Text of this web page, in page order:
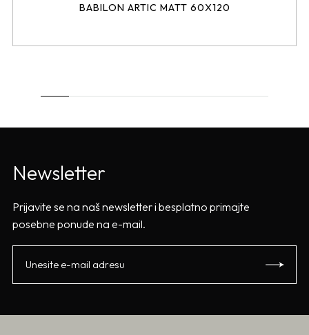
BABILON ARTIC MATT 60X120
Newsletter
Prijavite se na naš newsletter i besplatno primajte
posebne ponude na e-mail.